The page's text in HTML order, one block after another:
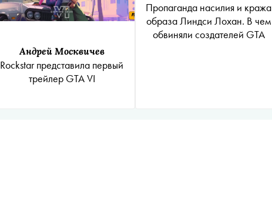
Андрей Москвичев
Rockstar представила первый
трейлер GTA VI
Пропаганда насилия и кража
образа Линдси Лохан. В чем
обвиняли создателей GTA